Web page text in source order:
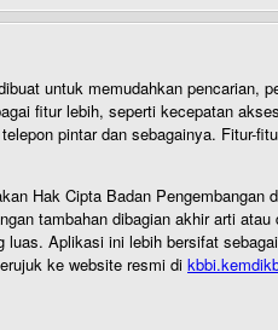
untuk memudahkan pencarian,
fitur lebih, seperti kecepatan
pintar dan sebagainya. Fitur-
Hak Cipta Badan Pengembangan
tambahan dibagian akhir arti
Aplikasi ini lebih bersifat
ke website resmi di